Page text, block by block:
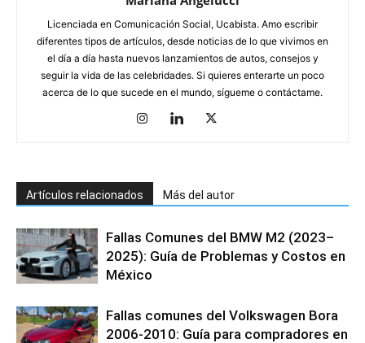
Licenciada en Comunicación Social, Ucabista. Amo escribir
diferentes tipos de artículos, desde noticias de lo que vivimos en
el día a día hasta nuevos lanzamientos de autos, consejos y
seguir la vida de las celebridades. Si quieres enterarte un poco
acerca de lo que sucede en el mundo, sígueme o contáctame.
Artículos relacionados Más del autor
Fallas Comunes del BMW M2 (2023–
2025): Guía de Problemas y Costos en
México
Fallas comunes del Volkswagen Bora
2006-2010: Guía para compradores en